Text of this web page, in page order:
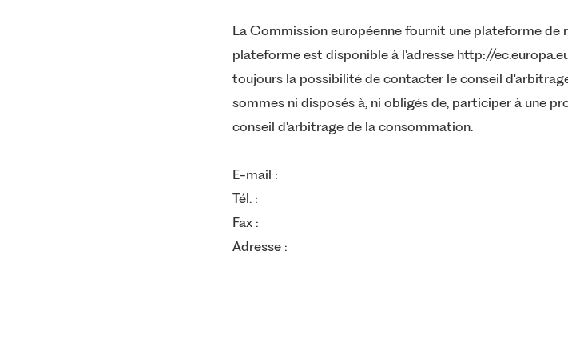
La Commission européenne fournit une plateforme
plateforme est disponible à l'adresse http://
toujours la possibilité de contacter le conseil
sommes ni disposés à, ni obligés de, participer à une
conseil d'arbitrage de la consommation.
E-mail :
Tél. :
Fax :
Adresse :